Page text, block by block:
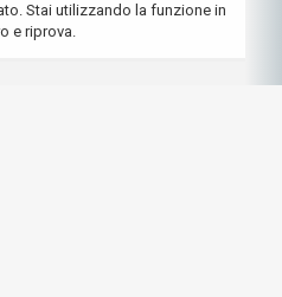
Stai utilizzando la funzione in
e riprova.